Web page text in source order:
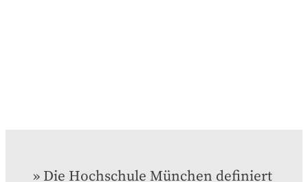
Die Hochschule München definiert